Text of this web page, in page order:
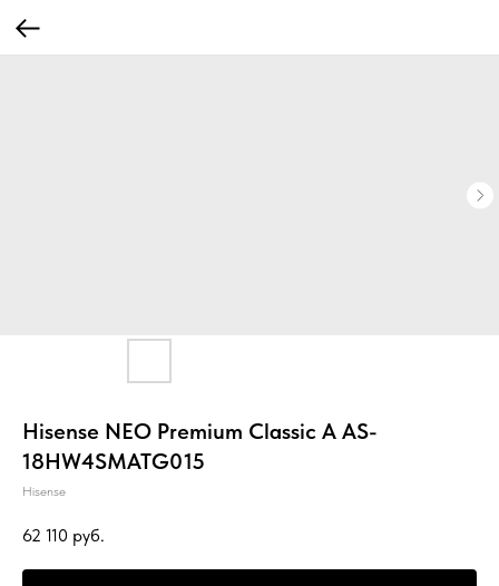
Hisense NEO Premium Classic A AS-
18HW4SMATG015
Hisense
62 110 руб.